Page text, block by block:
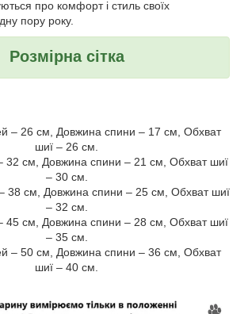
про комфорт і стиль своїх
пору року.
Розмірна сітка
– 26 см, Довжина спини – 17 см, Обхват
шиї – 26 см.
32 см, Довжина спини – 21 см, Обхват шиї
– 30 см.
38 см, Довжина спини – 25 см, Обхват шиї
– 32 см.
45 см, Довжина спини – 28 см, Обхват шиї
– 35 см.
– 50 см, Довжина спини – 36 см, Обхват
шиї – 40 см.